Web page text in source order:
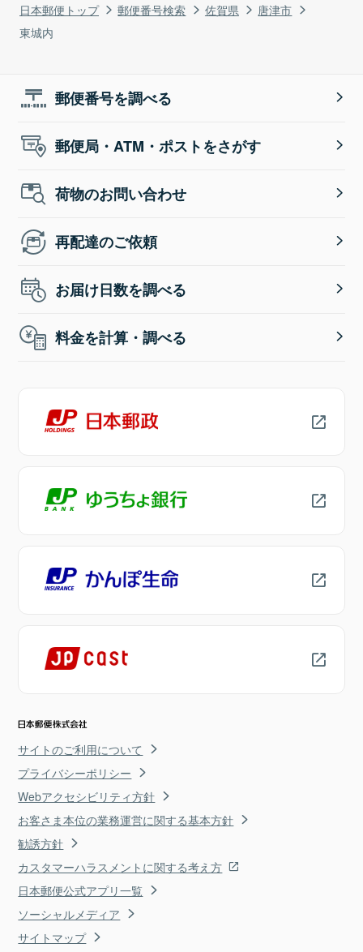
日本郵便トップ 郵便番号検索 佐賀県
唐津市
東城内
郵便番号を調べる
郵便局・ATM・ポストをさがす
荷物のお問い合わせ
再配達のご依頼
お届け日数を調べる
料金を計算・調べる
サイトのご利用について
プライバシーポリシー
Webアクセシビリティ方針
お客さま本位の業務運営に関する基本方針
勧誘方針
カスタマーハラスメントに関する考え方
日本郵便公式アプリ一覧
ソーシャルメディア
サイトマップ